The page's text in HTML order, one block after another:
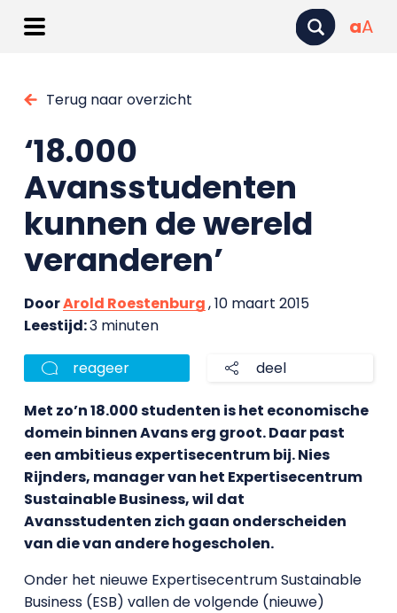
aA
Terug naar overzicht
‘18.000
Avansstudenten
kunnen de wereld
veranderen’
DoorArold Roestenburg, 10 maart 2015
Leestijd:3 minuten
reageer deel
Met zo’n 18.000 studenten is het economische
domein binnen Avans erg groot. Daar past
een ambitieus expertisecentrum bij. Nies
Rijnders, manager van het Expertisecentrum
Sustainable Business, wil dat
Avansstudenten zich gaan onderscheiden
van die van andere hogescholen.
Onder het nieuwe Expertisecentrum Sustainable
Business (ESB) vallen de volgende (nieuwe)